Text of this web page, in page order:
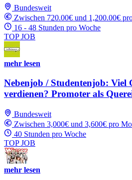
Bundesweit
Zwischen 720.00€ und 1,200.00€
16 - 48 Stunden pro Woche
TOP JOB
mehr lesen
Nebenjob / Studentenjob: Viel
verdienen? Promoter als
Bundesweit
Zwischen 3,000€ und 3,600€ pro
40 Stunden pro Woche
TOP JOB
mehr lesen